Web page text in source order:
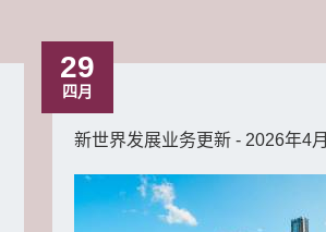
29
四月
新世界发展业务更新 - 2026年4月